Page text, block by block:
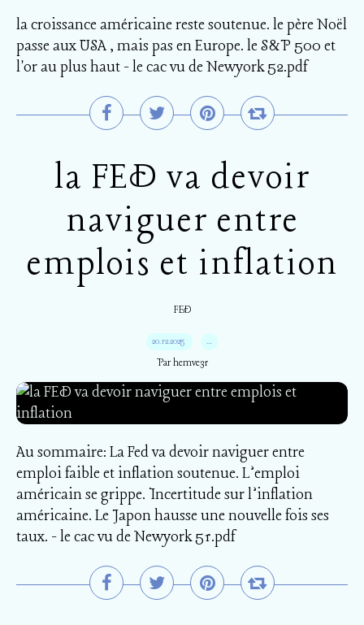
la croissance américaine reste soutenue. le père Noël
passe aux USA , mais pas en Europe. le S&P 500 et
l'or au plus haut - le cac vu de Newyork 52.pdf
la FED va devoir
naviguer entre
emplois et inflation
FED
20.12.2025 …
Par hemve31
Au sommaire: La Fed va devoir naviguer entre
emploi faible et inflation soutenue. L’emploi
américain se grippe. Incertitude sur l’inflation
américaine. Le Japon hausse une nouvelle fois ses
taux. - le cac vu de Newyork 51.pdf